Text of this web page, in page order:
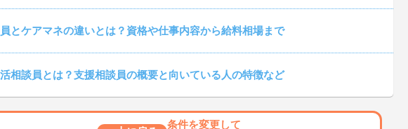
とケアマネの違いとは？資格や仕事内容から給料相場まで
相談員とは？支援相談員の概要と向いている人の特徴など
条件を変更して